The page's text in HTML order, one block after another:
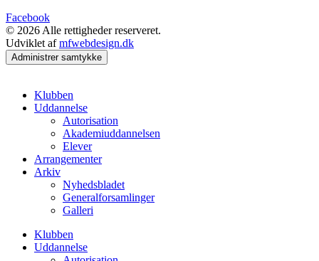
Facebook
© 2026 Alle rettigheder reserveret.
Udviklet afmfwebdesign.dk
Administrer samtykke
Klubben
Uddannelse
Autorisation
Akademiuddannelsen
Elever
Arrangementer
Arkiv
Nyhedsbladet
Generalforsamlinger
Galleri
Klubben
Uddannelse